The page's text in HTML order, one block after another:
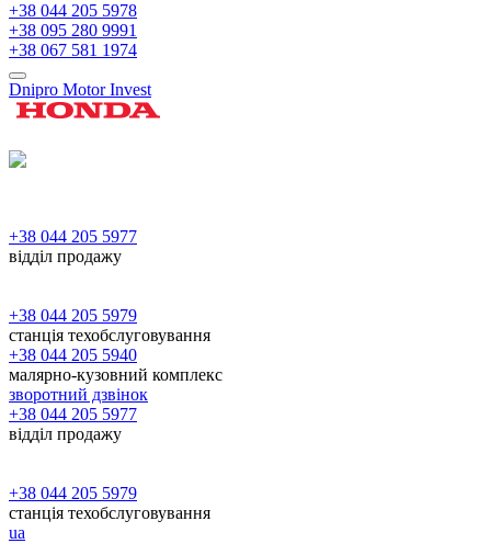
+38 044 205 5978
+38 095 280 9991
+38 067 581 1974
Dnipro Motor Invest
+38 044 205 5977
відділ продажу
+38 044 205 5979
станція техобслуговування
+38 044 205 5940
малярно-кузовний комплекс
зворотний дзвінок
+38 044 205 5977
відділ продажу
+38 044 205 5979
станція техобслуговування
ua